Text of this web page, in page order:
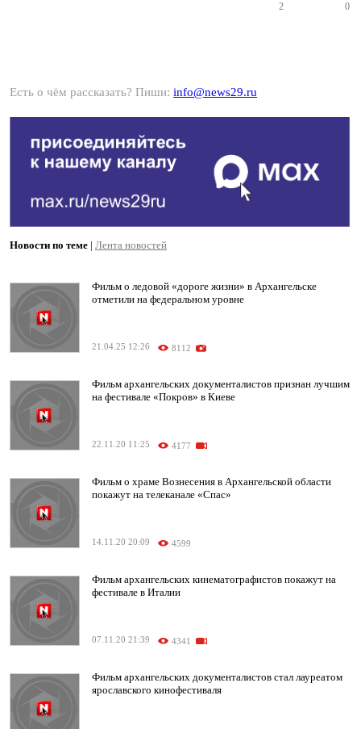
2 0
Есть о чём рассказать? Пиши: info@news29.ru
Новости по теме | Лента новостей
Фильм о ледовой «дороге жизни» в Архангельске
отметили на федеральном уровне
21.04.25 12:26 8112
Фильм архангельских документалистов признан лучшим
на фестивале «Покров» в Киеве
22.11.20 11:25 4177
Фильм о храме Вознесения в Архангельской области
покажут на телеканале «Спас»
14.11.20 20:09 4599
Фильм архангельских кинематографистов покажут на
фестивале в Италии
07.11.20 21:39 4341
Фильм архангельских документалистов стал лауреатом
ярославского кинофестиваля